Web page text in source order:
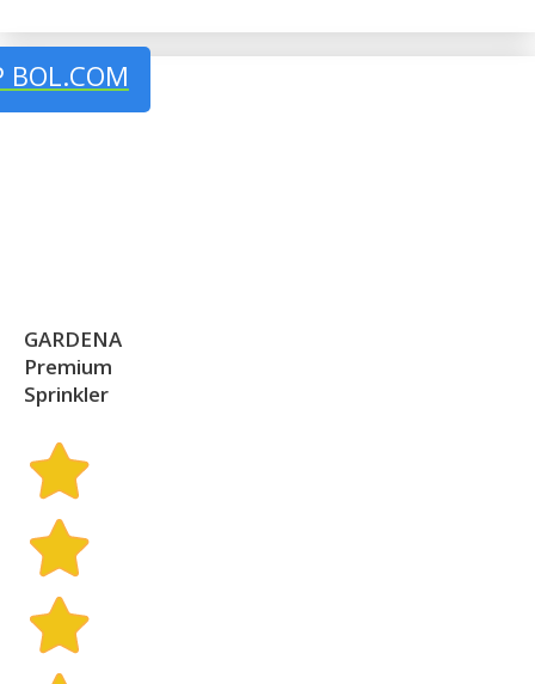
BOL.COM
GARDENA
Premium
Sprinkler